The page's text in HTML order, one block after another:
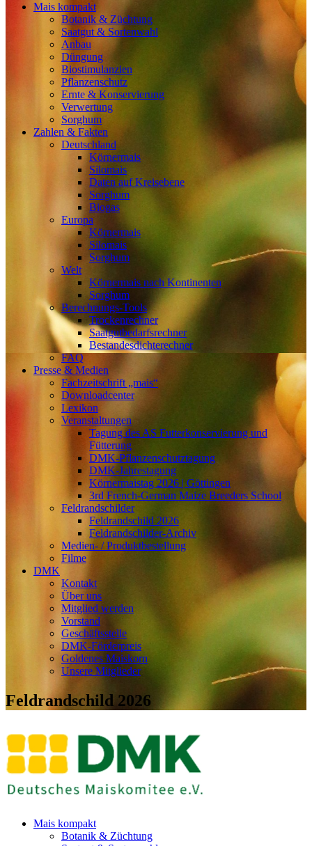
Mais kompakt
Botanik & Züchtung
Saatgut & Sortenwahl
Anbau
Düngung
Biostimulanzien
Pflanzenschutz
Ernte & Konservierung
Verwertung
Sorghum
Zahlen & Fakten
Deutschland
Körnermais
Silomais
Daten auf Kreisebene
Sorghum
Biogas
Europa
Körnermais
Silomais
Sorghum
Welt
Körnermais nach Kontinenten
Sorghum
Berechnungs-Tools
Trockenrechner
Saatgutbedarfsrechner
Bestandesdichterechner
FAQ
Presse & Medien
Fachzeitschrift „mais“
Downloadcenter
Lexikon
Veranstaltungen
Tagung des AS Futterkonservierung und
Fütterung
DMK-Pflanzenschutztagung
DMK-Jahrestagung
Körnermaistag 2026 | Göttingen
3rd French-German Maize Breeders School
Feldrandschilder
Feldrandschild 2026
Feldrandschilder-Archiv
Medien- / Produktbestellung
Filme
DMK
Kontakt
Über uns
Mitglied werden
Vorstand
Geschäftsstelle
DMK-Förderpreis
Goldenes Maiskorn
Unsere Mitglieder
Feldrandschild 2026
Mais kompakt
Botanik & Züchtung